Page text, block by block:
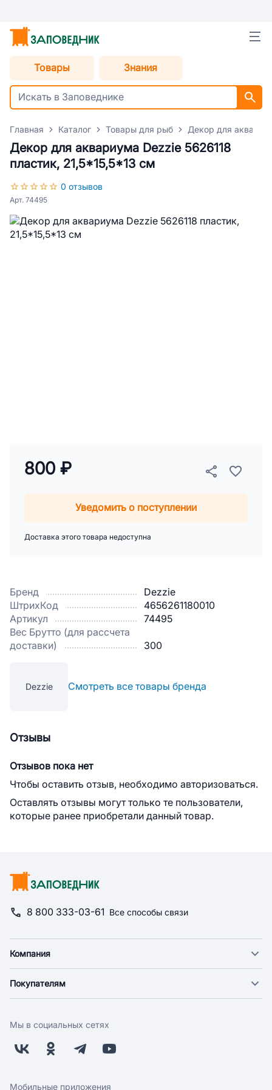
Товары Знания
Главная Каталог Товары для рыб Декор для
Декор для аквариума Dezzie 5626118
пластик, 21,5*15,5*13 см
0 отзывов
Арт. 74495
Бренд
Dezzie
ШтрихКод
4656261180010
Артикул
74495
Вес Брутто (для рассчета
доставки)
300
Dezzie Смотреть все товары бренда
800 ₽
Уведомить о поступлении
Доставка этого товара недоступна
Отзывы
Отзывов пока нет
Чтобы оставить отзыв, необходимо авторизоваться.
Оставлять отзывы могут только те пользователи,
которые ранее приобретали данный товар.
8 800 333-03-61 Все способы связи
Компания
Новости
Поставщикам
Заводчикам
Обратная связь
Покупателям
Оплата
Бонусная программа
Скидки и акции
Мы в социальных сетях
Мобильные приложения